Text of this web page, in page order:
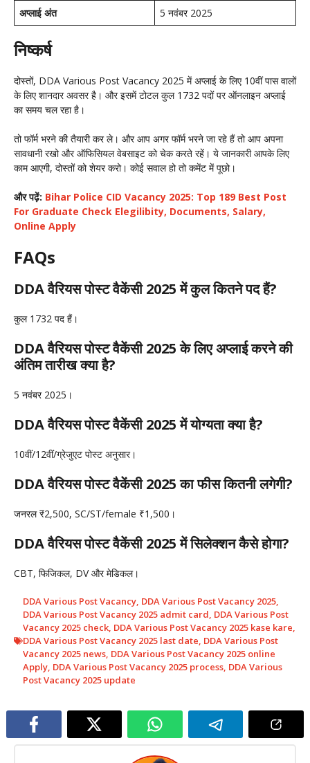
अप्लाई अंत 5 नवंबर 2025
निष्कर्ष
दोस्तों, DDA Various Post Vacancy 2025 में अप्लाई के लिए 10वीं पास वालों
के लिए शानदार अवसर है। और इसमें टोटल कुल 1732 पदों पर ऑनलाइन अप्लाई
का समय चल रहा है।
तो फॉर्म भरने की तैयारी कर ले। और आप अगर फॉर्म भरने जा रहे हैं तो आप अपना
सावधानी रखो और ऑफिसियल वेबसाइट को चेक करते रहें। ये जानकारी आपके लिए
काम आएगी, दोस्तों को शेयर करो। कोई सवाल हो तो कमेंट में पूछो।
और पढ़ें: Bihar Police CID Vacancy 2025: Top 189 Best Post
For Graduate Check Elegilibity, Documents, Salary,
Online Apply
FAQs
DDA वैरियस पोस्ट वैकेंसी 2025 में कुल कितने पद हैं?
कुल 1732 पद हैं।
DDA वैरियस पोस्ट वैकेंसी 2025 के लिए अप्लाई करने की
अंतिम तारीख क्या है?
5 नवंबर 2025।
DDA वैरियस पोस्ट वैकेंसी 2025 में योग्यता क्या है?
10वीं/12वीं/ग्रेजुएट पोस्ट अनुसार।
DDA वैरियस पोस्ट वैकेंसी 2025 का फीस कितनी लगेगी?
जनरल ₹2,500, SC/ST/female ₹1,500।
DDA वैरियस पोस्ट वैकेंसी 2025 में सिलेक्शन कैसे होगा?
CBT, फिजिकल, DV और मेडिकल।
DDA Various Post Vacancy DDA Various Post Vacancy 2025
DDA Various Post Vacancy 2025 admit card DDA Various Post
Vacancy 2025 check DDA Various Post Vacancy 2025 kase kare
DDA Various Post Vacancy 2025 last date DDA Various Post
Vacancy 2025 news DDA Various Post Vacancy 2025 online
Apply DDA Various Post Vacancy 2025 process DDA Various
Post Vacancy 2025 update